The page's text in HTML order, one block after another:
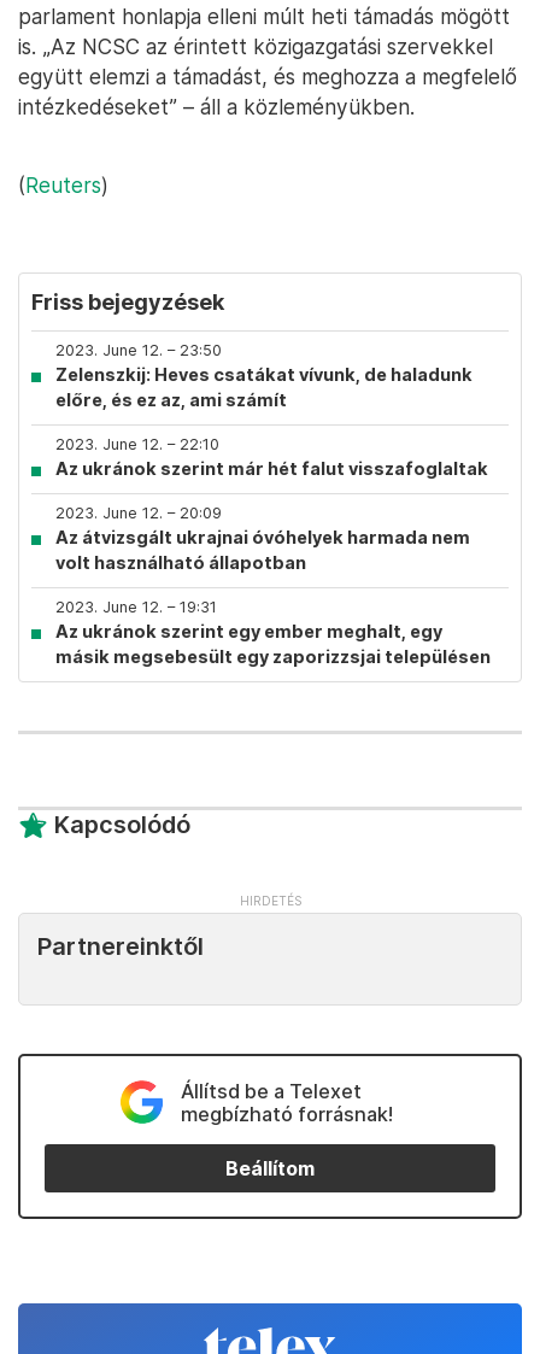
parlament honlapja elleni múlt heti támadás mögött
is. „Az NCSC az érintett közigazgatási szervekkel
együtt elemzi a támadást, és meghozza a megfelelő
intézkedéseket” – áll a közleményükben.
(Reuters)
Friss bejegyzések
2023. June 12. – 23:50
Zelenszkij: Heves csatákat vívunk, de haladunk
előre, és ez az, ami számít
2023. June 12. – 22:10
Az ukránok szerint már hét falut visszafoglaltak
2023. June 12. – 20:09
Az átvizsgált ukrajnai óvóhelyek harmada nem
volt használható állapotban
2023. June 12. – 19:31
Az ukránok szerint egy ember meghalt, egy
másik megsebesült egy zaporizzsjai településen
Kapcsolódó
Partnereinktől
Állítsd be a Telexet
megbízható forrásnak!
Beállítom